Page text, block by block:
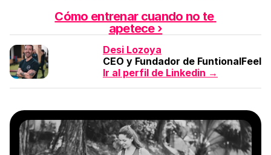
Cómo entrenar cuando no te
apetece ›
Desi Lozoya
CEO y Fundador de FuntionalFeel
Ir al perfil de Linkedin →